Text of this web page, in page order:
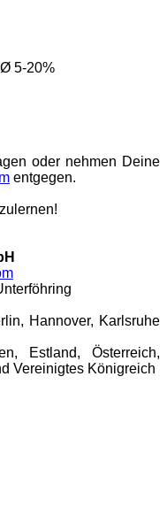
5-20%
oder nehmen Deine
entgegen.
Hannover, Karlsruhe
Estland, Österreich,
Vereinigtes Königreich